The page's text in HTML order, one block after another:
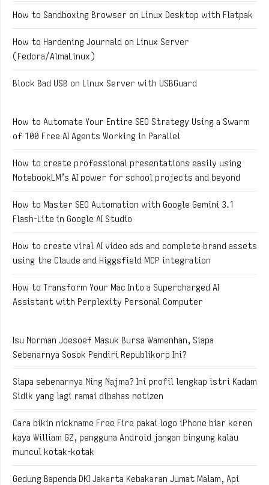
How to Sandboxing Browser on Linux Desktop with Flatpak
How to Hardening Journald on Linux Server
(Fedora/AlmaLinux)
Block Bad USB on Linux Server with USBGuard
How to Automate Your Entire SEO Strategy Using a Swarm
of 100 Free AI Agents Working in Parallel
How to create professional presentations easily using
NotebookLM’s AI power for school projects and beyond
How to Master SEO Automation with Google Gemini 3.1
Flash-Lite in Google AI Studio
How to create viral AI video ads and complete brand assets
using the Claude and Higgsfield MCP integration
How to Transform Your Mac Into a Supercharged AI
Assistant with Perplexity Personal Computer
Isu Norman Joesoef Masuk Bursa Wamenhan, Siapa
Sebenarnya Sosok Pendiri Republikorp Ini?
Siapa sebenarnya Ning Najma? Ini profil lengkap istri Kadam
Sidik yang lagi ramai dibahas netizen
Cara bikin nickname Free Fire pakai logo iPhone biar keren
kaya William GZ, pengguna Android jangan bingung kalau
muncul kotak-kotak
Gedung Bapenda DKI Jakarta Kebakaran Jumat Malam, Api